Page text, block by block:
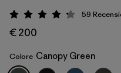
Valutazione: 4.2 / 5
59
€ 200
Colore Canopy Green